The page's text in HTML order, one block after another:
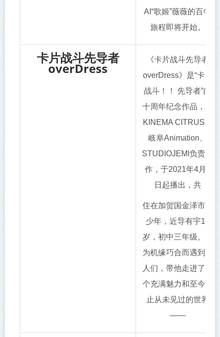
AI“歌姬”薇薇的百年
旅程即将开始。
卡片战斗先导者
overDress
《卡片战斗先导者
overDress》是“卡片
战斗！！ 先导者”的
十周年纪念作品，由
KINEMA CITRUS、
岐阜Animation、
STUDIOJEMI负责制
作，于2021年4月3
日起播出，共
住在加贺国金泽市的
少年，近导有宇15
岁，初中三年级。因
为机缘巧合而遇到的
人们，带他走进了一
个充满魅力和至今为
止从未见过的世界
——